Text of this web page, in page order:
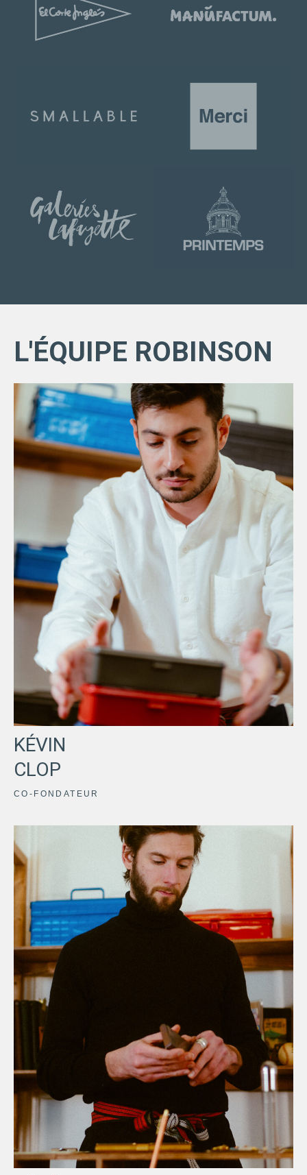
L'ÉQUIPE ROBINSON
KÉVIN
CLOP
CO-FONDATEUR